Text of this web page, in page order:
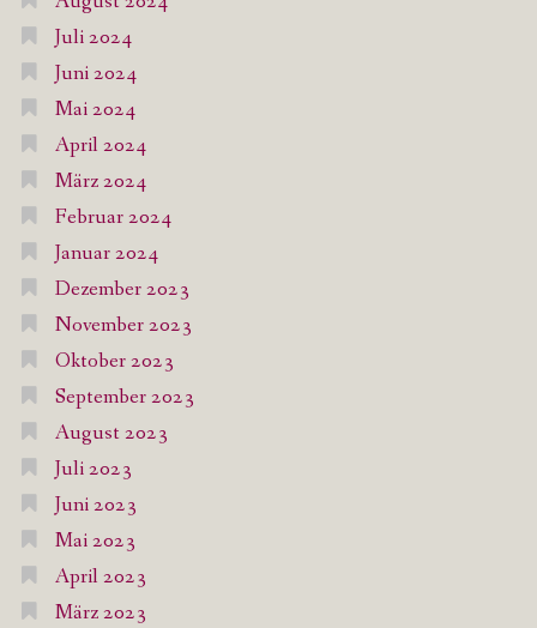
Juli 2024
Juni 2024
Mai 2024
April 2024
März 2024
Februar 2024
Januar 2024
Dezember 2023
November 2023
Oktober 2023
September 2023
August 2023
Juli 2023
Juni 2023
Mai 2023
April 2023
März 2023